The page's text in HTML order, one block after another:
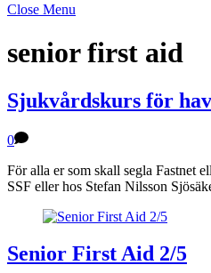
Close Menu
senior first aid
Sjukvårdskurs för
0
För alla er som skall segla Fastnet
SSF eller hos Stefan Nilsson
Senior First Aid 2/5